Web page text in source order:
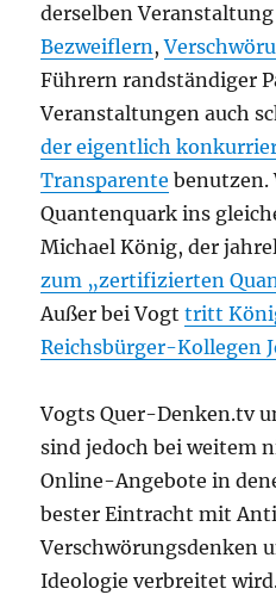
derselben
Bezweiflern,
Führern randständiger
Veranstaltungen auch
der eigentlich
Transparente benutzen.
Quantenquark ins
Michael König, der
zum „zertifizierten
Außer bei Vogttritt
Reichsbürger-Kollegen
Vogts Quer-Denken.tv
sind jedoch bei weitem
Online-Angebote in
bester Eintracht mit
Verschwörungsdenken
Ideologie verbreitet